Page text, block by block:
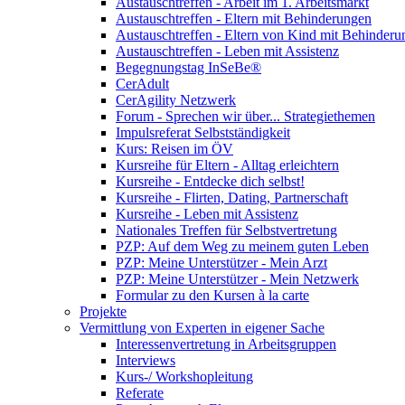
Austauschtreffen - Eltern mit Behinderungen
Austauschtreffen - Eltern von Kind mit
Austauschtreffen - Leben mit Assistenz
Begegnungstag InSeBe®
CerAdult
CerAgility Netzwerk
Forum - Sprechen wir über... Strategiethemen
Impulsreferat Selbstständigkeit
Kurs: Reisen im ÖV
Kursreihe für Eltern - Alltag erleichtern
Kursreihe - Entdecke dich selbst!
Kursreihe - Flirten, Dating, Partnerschaft
Kursreihe - Leben mit Assistenz
Nationales Treffen für Selbstvertretung
PZP: Auf dem Weg zu meinem guten Leben
PZP: Meine Unterstützer - Mein Arzt
PZP: Meine Unterstützer - Mein Netzwerk
Formular zu den Kursen à la carte
Projekte
Vermittlung von Experten in eigener Sache
Interessenvertretung in Arbeitsgruppen
Interviews
Kurs-/ Workshopleitung
Referate